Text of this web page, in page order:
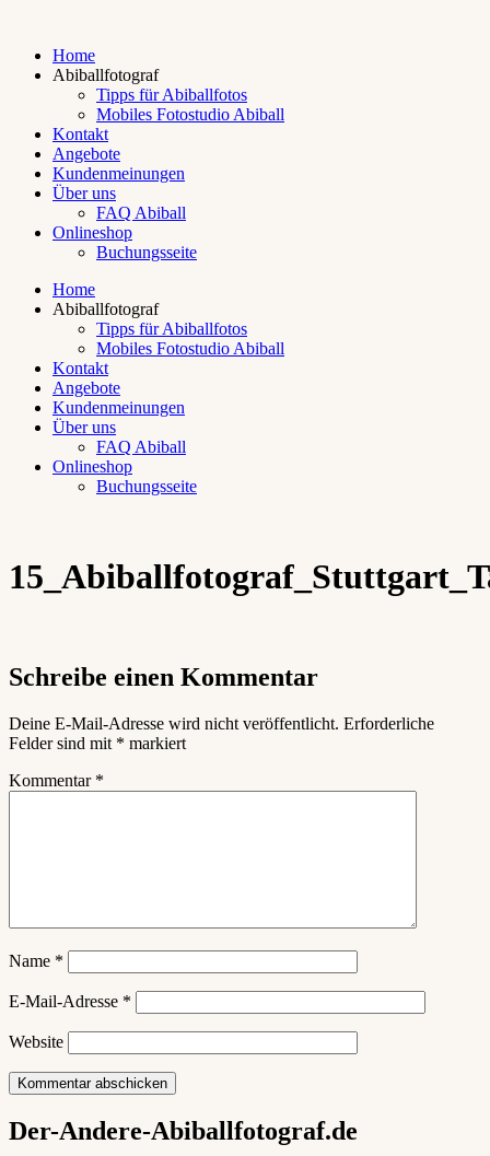
Home
Abiballfotograf
Tipps für Abiballfotos
Mobiles Fotostudio Abiball
Kontakt
Angebote
Kundenmeinungen
Über uns
FAQ Abiball
Onlineshop
Buchungsseite
Home
Abiballfotograf
Tipps für Abiballfotos
Mobiles Fotostudio Abiball
Kontakt
Angebote
Kundenmeinungen
Über uns
FAQ Abiball
Onlineshop
Buchungsseite
Schreibe einen Kommentar
Deine E-Mail-Adresse wird nicht veröffentlicht. Erforderliche
Felder sind mit * markiert
Kommentar *
Name *
E-Mail-Adresse *
Website
Der-Andere-Abiballfotograf.de